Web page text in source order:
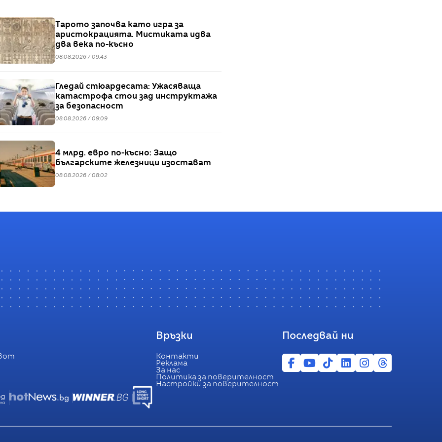
Тарото започва като игра за
аристокрацията. Мистиката идва
два века по-късно
08.08.2026 / 09:43
Гледай стюардесата: Ужасяваща
катастрофа стои зад инструктажа
за безопасност
08.08.2026 / 09:09
4 млрд. евро по-късно: Защо
българските железници изостават
08.08.2026 / 08:02
Връзки
Контакти
Реклама
За нас
Политика за поверителност
Настройки за поверителност
Последвай ни